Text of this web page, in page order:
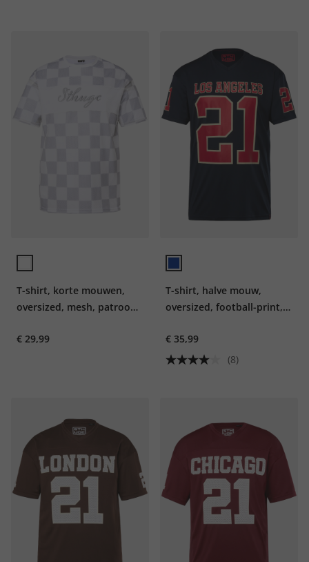
T-shirt, korte mouwen,
oversized, mesh, patroon,
€ 29,99
T-shirt, halve mouw,
oversized, football-print,
€ 35,99
(8)